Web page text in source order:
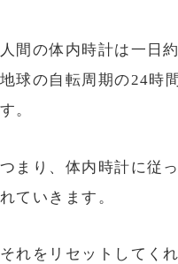
人間の体内時計は一日
地球の自転周期の24時
す。
つまり、体内時計に従
れていきます。
それをリセットしてく